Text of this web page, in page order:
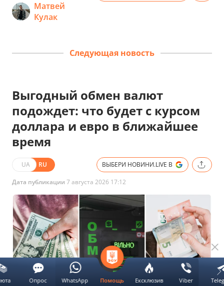
Матвей
Кулак
Следующая новость
Выгодный обмен валют
подождет: что будет с курсом
доллара и евро в ближайшее
время
UA RU ВЫБЕРИ НОВИНИ.LIVE В
Дата публикации 7 августа 2026 17:12
Помощь Ексклюзив Viber
Опрос WhatsApp